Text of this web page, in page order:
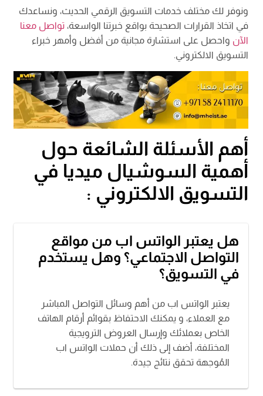
ونوفر لك مختلف خدمات التسويق الرقمي الحديث، ونساعدك
في اتخاذ القرارات الصحيحة بواقع خبرتنا الواسعة، تواصل معنا
الآن واحصل على استشارة مجانية من أفضل وأمهر خبراء
التسويق الالكتروني.
أهم الأسئلة الشائعة حول
أهمية السوشيال ميديا في
التسويق الالكتروني :
هل يعتبر الواتس اب من مواقع
التواصل الاجتماعي؟ وهل يستخدم
في التسويق؟
يعتبر الواتس اب من أهم وسائل التواصل المباشر
مع العملاء، و يمكنك الاحتفاظ بقوائم أرقام الهاتف
الخاص بعملائك وإرسال العروض الترويجية
المختلفة، أضف إلى ذلك أن حملات الواتس اب
المُوجهة تحقق نتائج جيدة.